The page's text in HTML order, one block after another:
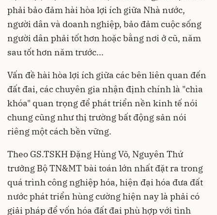
phải bảo đảm hài hòa lợi ích giữa Nhà nước,
người dân và doanh nghiệp, bảo đảm cuộc sống
người dân phải tốt hơn hoặc bằng nơi ở cũ, năm
sau tốt hơn năm trước...
Vấn đề hài hòa lợi ích giữa các bên liên quan đến
đất đai, các chuyên gia nhận định chính là "chìa
khóa" quan trọng để phát triển nền kinh tế nói
chung cũng như thị trường bất động sản nói
riêng một cách bền vững.
Theo GS.TSKH Đặng Hùng Võ, Nguyên Thứ
trưởng Bộ TN&MT bài toán lớn nhất đặt ra trong
quá trình công nghiệp hóa, hiện đại hóa đưa đất
nước phát triển hùng cường hiện nay là phải có
giải pháp để vốn hóa đất đai phù hợp với tình